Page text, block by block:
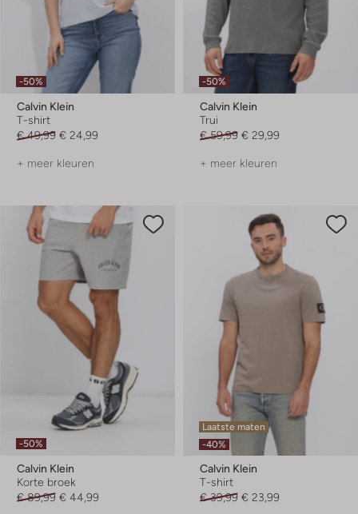
-50%
Calvin Klein
T-shirt
€ 49,99 € 24,99
+ meer kleuren
-50%
Calvin Klein
Trui
€ 59,99 € 29,99
+ meer kleuren
-50%
Calvin Klein
Korte broek
€ 89,99 € 44,99
Laatste maten
-40%
Calvin Klein
T-shirt
€ 39,99 € 23,99